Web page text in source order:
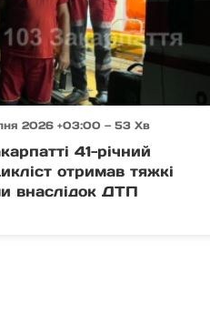
2026 +03:00 — 53 Хв
41-річний
отримав тяжкі
внаслідок ДТП